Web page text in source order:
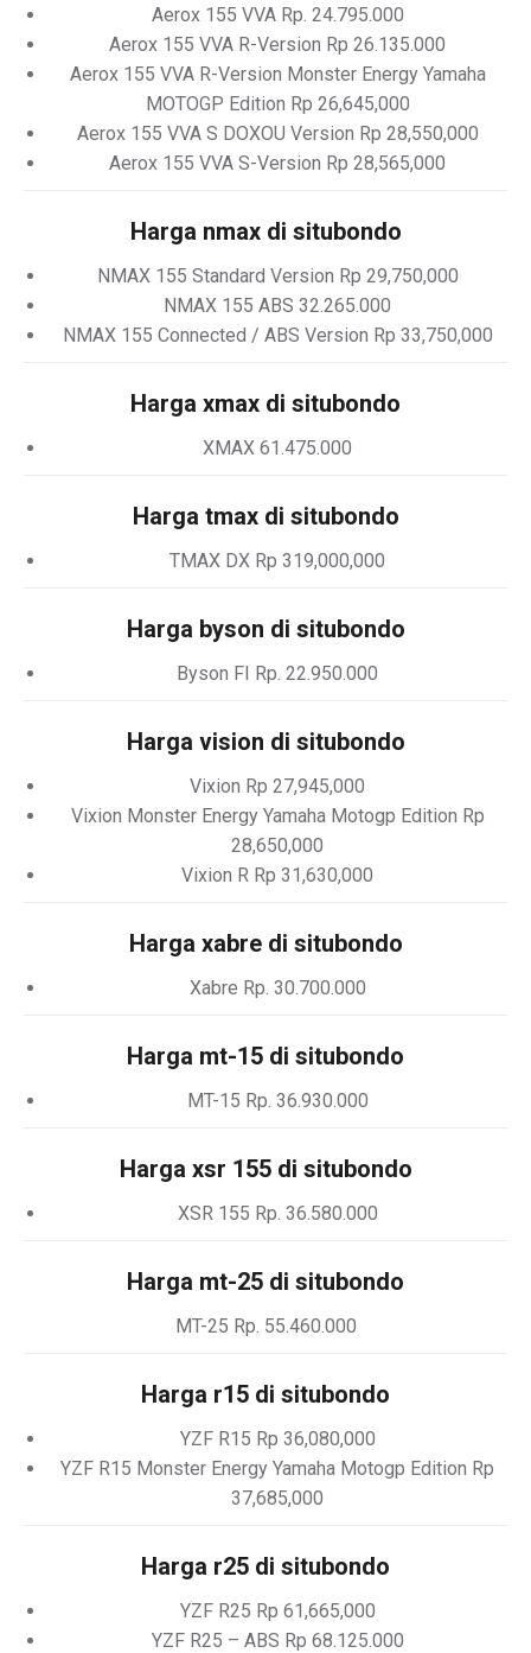
Aerox 155 VVA Rp. 24.795.000
Aerox 155 VVA R-Version Rp 26.135.000
Aerox 155 VVA R-Version Monster Energy Yamaha
MOTOGP Edition Rp 26,645,000
Aerox 155 VVA S DOXOU Version Rp 28,550,000
Aerox 155 VVA S-Version Rp 28,565,000
Harga nmax di situbondo
NMAX 155 Standard Version Rp 29,750,000
NMAX 155 ABS 32.265.000
NMAX 155 Connected / ABS Version Rp 33,750,000
Harga xmax di situbondo
XMAX 61.475.000
Harga tmax di situbondo
TMAX DX Rp 319,000,000
Harga byson di situbondo
Byson FI Rp. 22.950.000
Harga vision di situbondo
Vixion Rp 27,945,000
Vixion Monster Energy Yamaha Motogp Edition Rp
28,650,000
Vixion R Rp 31,630,000
Harga xabre di situbondo
Xabre Rp. 30.700.000
Harga mt-15 di situbondo
MT-15 Rp. 36.930.000
Harga xsr 155 di situbondo
XSR 155 Rp. 36.580.000
Harga mt-25 di situbondo
MT-25 Rp. 55.460.000
Harga r15 di situbondo
YZF R15 Rp 36,080,000
YZF R15 Monster Energy Yamaha Motogp Edition Rp
37,685,000
Harga r25 di situbondo
YZF R25 Rp 61,665,000
YZF R25 – ABS Rp 68.125.000